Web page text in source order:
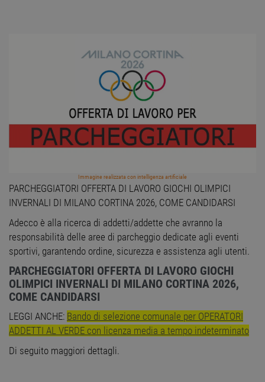
Immagine realizzata con intelligenza artificiale
PARCHEGGIATORI OFFERTA DI LAVORO GIOCHI OLIMPICI
INVERNALI DI MILANO CORTINA 2026, COME CANDIDARSI
Adecco è alla ricerca di addetti/addette che avranno la
responsabilità delle aree di parcheggio dedicate agli eventi
sportivi, garantendo ordine, sicurezza e assistenza agli utenti.
PARCHEGGIATORI OFFERTA DI LAVORO GIOCHI
OLIMPICI INVERNALI DI MILANO CORTINA 2026,
COME CANDIDARSI
LEGGI ANCHE: Bando di selezione comunale per OPERATORI
ADDETTI AL VERDE con licenza media a tempo indeterminato
Di seguito maggiori dettagli.